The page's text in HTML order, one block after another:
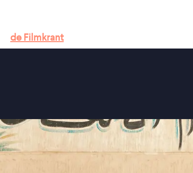
de Filmkrant